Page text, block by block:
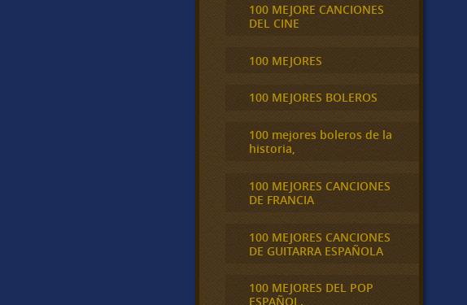
100 MEJORE CANCIONES
DEL CINE
100 MEJORES
100 MEJORES BOLEROS
100 mejores boleros de la
historia,
100 MEJORES CANCIONES
DE FRANCIA
100 MEJORES CANCIONES
DE GUITARRA ESPAÑOLA
100 MEJORES DEL POP
ESPAÑOL.